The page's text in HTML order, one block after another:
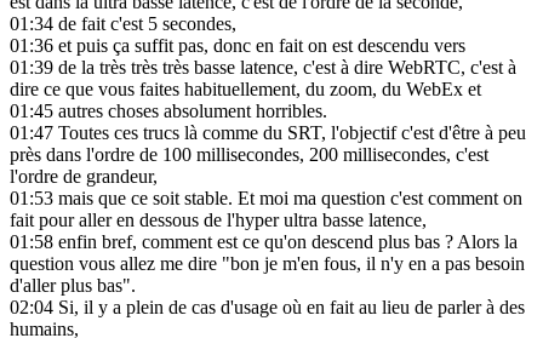
01:34 de fait c'est 5 secondes,
01:36 et puis ça suffit pas, donc en fait on est descendu vers
01:39 de la très très très basse latence, c'est à dire WebRTC, c'est à
dire ce que vous faites habituellement, du zoom, du WebEx et
01:45 autres choses absolument horribles.
01:47 Toutes ces trucs là comme du SRT, l'objectif c'est d'être à peu
près dans l'ordre de 100 millisecondes, 200 millisecondes, c'est
l'ordre de grandeur,
01:53 mais que ce soit stable. Et moi ma question c'est comment on
fait pour aller en dessous de l'hyper ultra basse latence,
01:58 enfin bref, comment est ce qu'on descend plus bas ? Alors la
question vous allez me dire "bon je m'en fous, il n'y en a pas besoin
d'aller plus bas".
02:04 Si, il y a plein de cas d'usage où en fait au lieu de parler à des
humains,